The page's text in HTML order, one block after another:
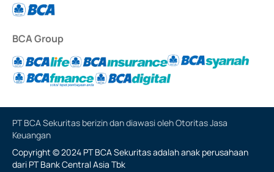
BCA Group
PT BCA Sekuritas berizin dan diawasi oleh Otoritas Jasa
Keuangan
Copyright © 2024 PT BCA Sekuritas adalah anak perusahaan
dari PT Bank Central Asia Tbk